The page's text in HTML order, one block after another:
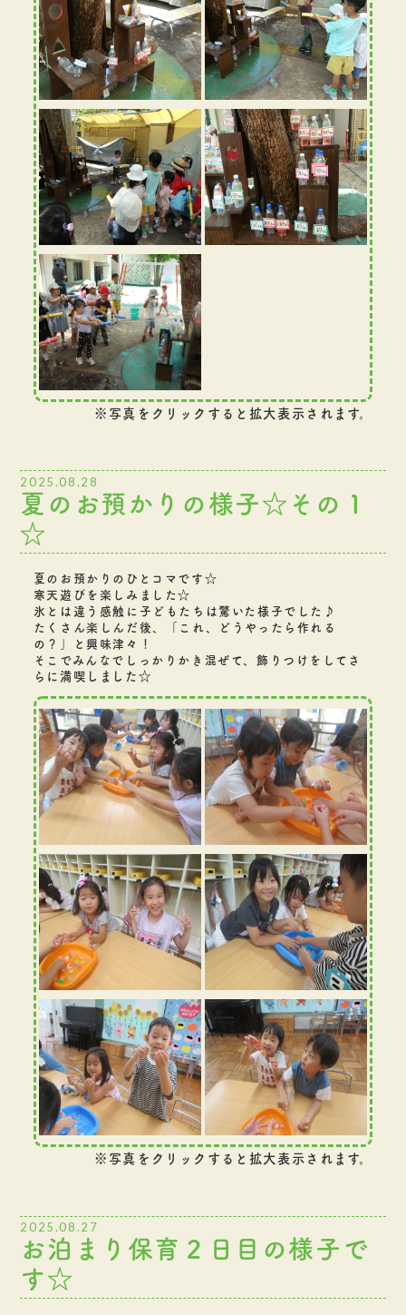
※写真をクリックすると拡大表示されます。
2025.08.28
夏のお預かりの様子☆その１
☆
夏のお預かりのひとコマです☆
寒天遊びを楽しみました☆
氷とは違う感触に子どもたちは驚いた様子でした♪
たくさん楽しんだ後、「これ、どうやったら作れる
の？」と興味津々！
そこでみんなでしっかりかき混ぜて、飾りつけをしてさ
ら に満喫しました☆
※写真をクリックすると拡大表示されます。
2025.08.27
お泊まり保育２日目の様子で
す☆